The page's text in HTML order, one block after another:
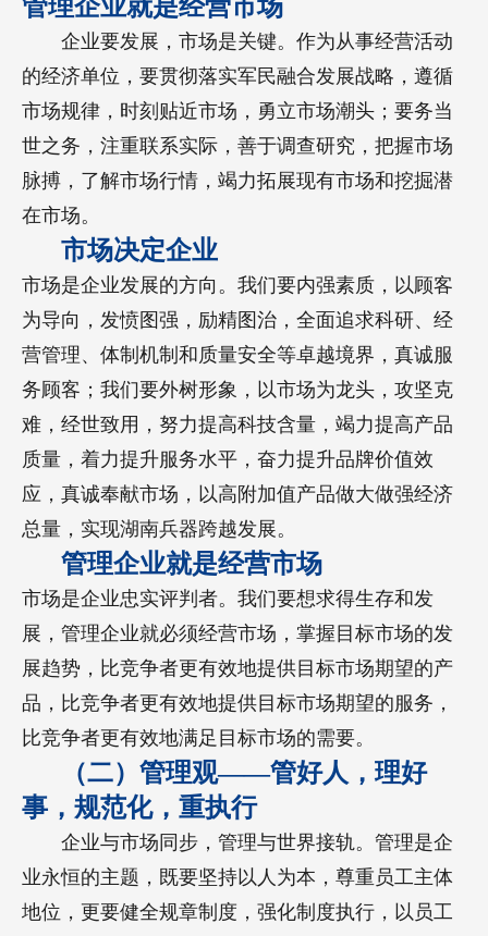
管理企业就是经营市场
企业要发展，市场是关键。作为从事经营活动
的经济单位，要贯彻落实军民融合发展战略，遵循
市场规律，时刻贴近市场，勇立市场潮头；要务当
世之务，注重联系实际，善于调查研究，把握市场
脉搏，了解市场行情，竭力拓展现有市场和挖掘潜
在市场。
市场决定企业
市场是企业发展的方向。我们要内强素质，以顾客
为导向，发愤图强，励精图治，全面追求科研、经
营管理、体制机制和质量安全等卓越境界，真诚服
务顾客；我们要外树形象，以市场为龙头，攻坚克
难，经世致用，努力提高科技含量，竭力提高产品
质量，着力提升服务水平，奋力提升品牌价值效
应，真诚奉献市场，以高附加值产品做大做强经济
总量，实现湖南兵器跨越发展。
管理企业就是经营市场
市场是企业忠实评判者。我们要想求得生存和发
展，管理企业就必须经营市场，掌握目标市场的发
展趋势，比竞争者更有效地提供目标市场期望的产
品，比竞争者更有效地提供目标市场期望的服务，
比竞争者更有效地满足目标市场的需要。
（二）管理观——管好人，理好
事，规范化，重执行
企业与市场同步，管理与世界接轨。管理是企
业永恒的主题，既要坚持以人为本，尊重员工主体
地位，更要健全规章制度，强化制度执行，以员工